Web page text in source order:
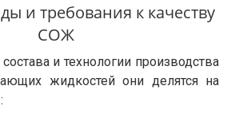
и требования к качеству
СОЖ
и технологии производства
жидкостей они делятся на